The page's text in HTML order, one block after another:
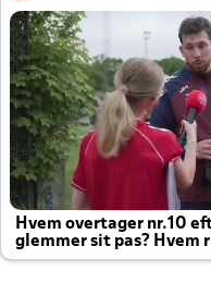
Hvem overtager nr.10
glemmer sit pas? Hvem
altid til efter kampe?